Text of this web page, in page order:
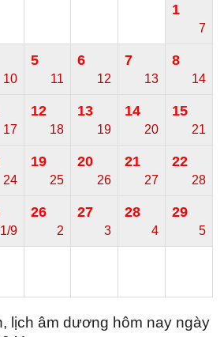
1
7
10
5
11
6
12
7
13
8
14
17
12
18
13
19
14
20
15
21
24
19
25
20
26
21
27
22
28
1/9
26
2
27
3
28
4
29
5
lịch âm dương hôm nay ngày